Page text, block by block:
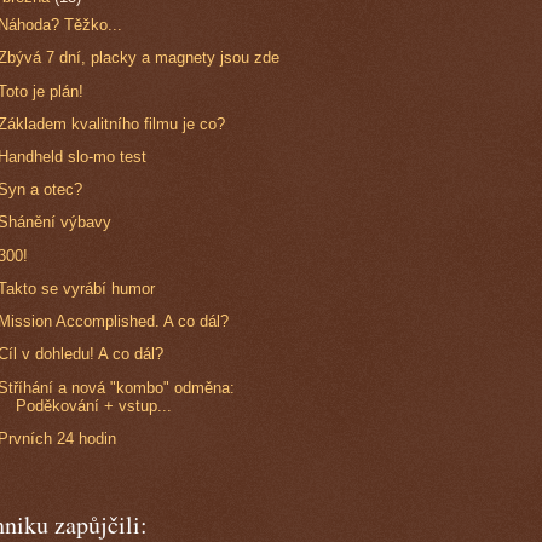
Těžko...
7 dní, placky a magnety jsou zde
je plán!
kvalitního filmu je co?
slo-mo test
a otec?
výbavy
se vyrábí humor
Accomplished. A co dál?
v dohledu! A co dál?
a nová "kombo" odměna:
Poděkování + vstup...
24 hodin
zapůjčili: